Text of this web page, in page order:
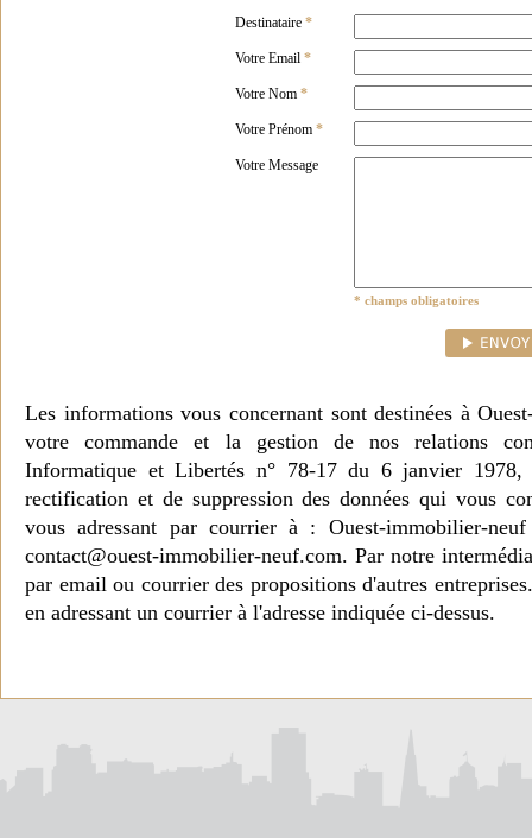
Destinataire *
Votre Email *
Votre Nom *
Votre Prénom *
Votre Message
* champs obligatoires
Les informations vous concernant sont destinées à
votre commande et la gestion de nos relations
Informatique et Libertés n° 78-17 du 6 janvier 1978,
rectification et de suppression des données qui vous
vous adressant par courrier à : Ouest-immobilier-
contact@ouest-immobilier-neuf.com. Par notre
par email ou courrier des propositions d'autres
en adressant un courrier à l'adresse indiquée ci-dessus.